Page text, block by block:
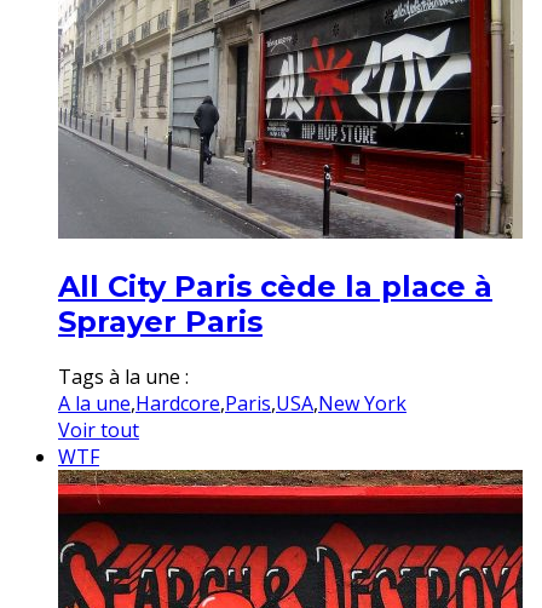
All City Paris cède la place à
Sprayer Paris
Tags à la une :
A la une,Hardcore,Paris,USA,New York
Voir tout
WTF